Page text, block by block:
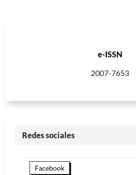
e-ISSN
2007-7653
Redes sociales
Facebook